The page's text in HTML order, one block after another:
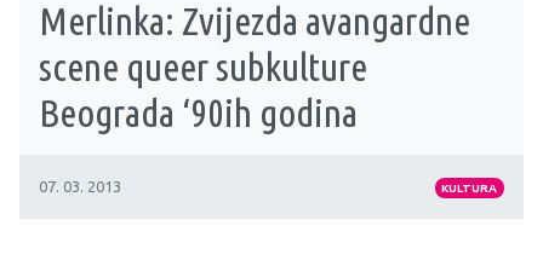
Merlinka: Zvijezda avangardne
scene queer subkulture
Beograda ‘90ih godina
07. 03. 2013 KULTURA